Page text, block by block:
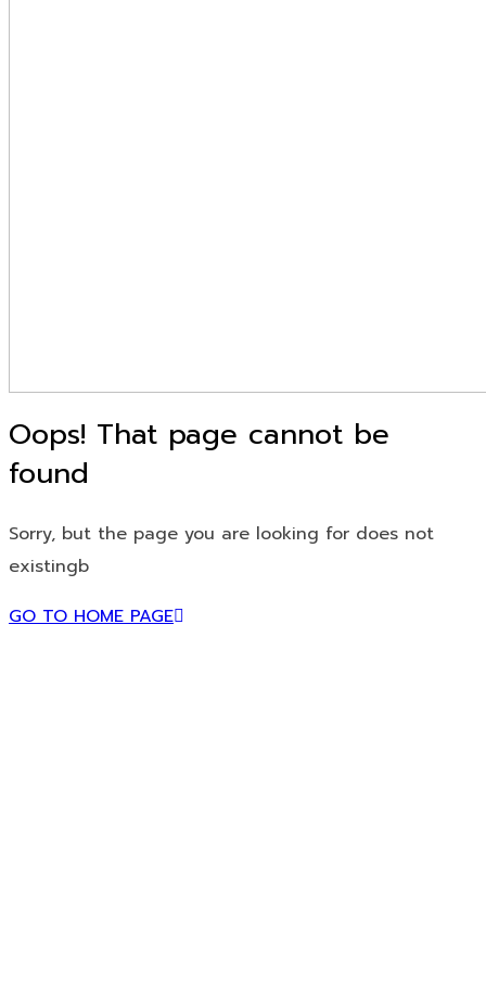
Oops! That page cannot be
found
Sorry, but the page you are looking for does not
existingb
GO TO HOME PAGE